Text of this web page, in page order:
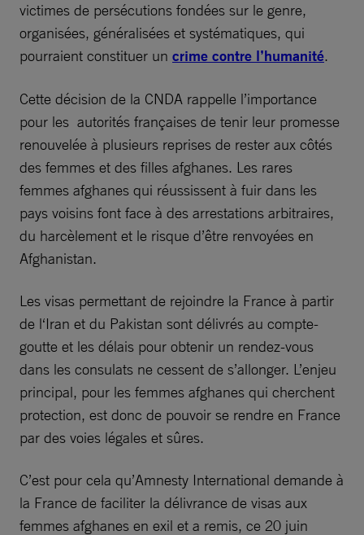
victimes de persécutions fondées sur le genre,
organisées, généralisées et systématiques, qui
pourraient constituer un crime contre l’humanité.
Cette décision de la CNDA rappelle l’importance
pour les autorités françaises de tenir leur promesse
renouvelée à plusieurs reprises de rester aux côtés
des femmes et des filles afghanes. Les rares
femmes afghanes qui réussissent à fuir dans les
pays voisins font face à des arrestations arbitraires,
du harcèlement et le risque d’être renvoyées en
Afghanistan.
Les visas permettant de rejoindre la France à partir
de l‘Iran et du Pakistan sont délivrés au compte-
goutte et les délais pour obtenir un rendez-vous
dans les consulats ne cessent de s’allonger. L’enjeu
principal, pour les femmes afghanes qui cherchent
protection, est donc de pouvoir se rendre en France
par des voies légales et sûres.
C’est pour cela qu’Amnesty International demande à
la France de faciliter la délivrance de visas aux
femmes afghanes en exil et a remis, ce 20 juin